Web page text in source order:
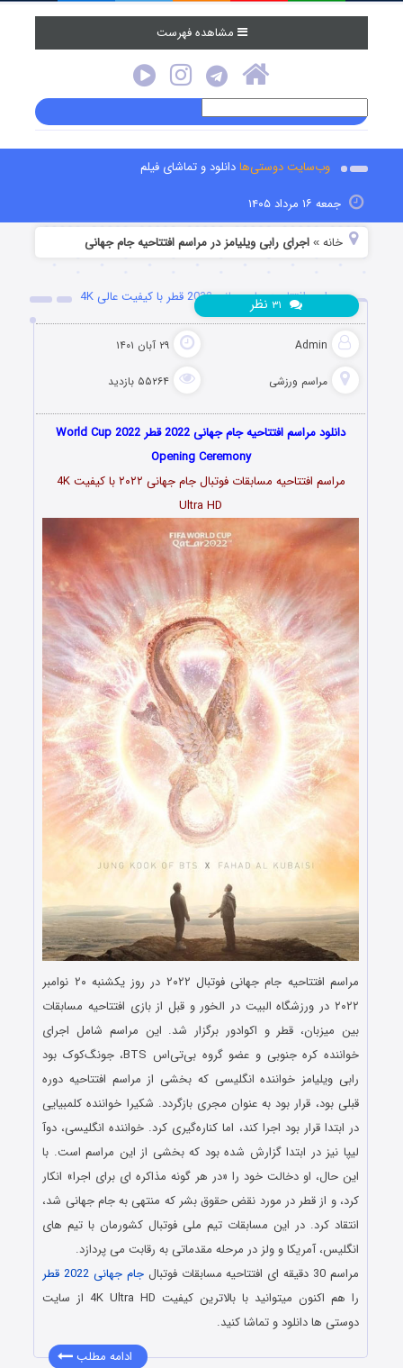
مشاهده فهرست
وب‌سایت دوستی‌هادانلود و تماشای فیلم
جمعه ۱۶ مرداد ۱۴۰۵
خانه »اجرای رابی ویلیامز در مراسم افتتاحیه جام جهانی
مراسم افتتاحیه جام جهانی 2022 قطر با کیفیت عالی 4K
Admin ۲۹ آبان ۱۴۰۱
مراسم ورزشی ۵۵۲۶۴ بازدید
نظر
دانلود مراسم افتتاحیه جام جهانی 2022 قطر World Cup 2022
Opening Ceremony
مراسم افتتاحیه مسابقات فوتبال جام جهانی ۲۰۲۲ با کیفیت 4K
Ultra HD
مراسم افتتاحیه جام جهانی فوتبال ۲۰۲۲ در روز یکشنبه ۲۰ نوامبر
۲۰۲۲ در ورزشگاه البیت در الخور و قبل از بازی افتتاحیه مسابقات
بین میزبان، قطر و اکوادور برگزار شد. این مراسم شامل اجرای
خواننده کره جنوبی و عضو گروه بی‌تی‌اس BTS، جونگ‌کوک بود
رابی ویلیامز خواننده انگلیسی که بخشی از مراسم افتتاحیه دوره
قبلی بود، قرار بود به عنوان مجری بازگردد. شکیرا خواننده کلمبیایی
در ابتدا قرار بود اجرا کند، اما کناره‌گیری کرد. خواننده انگلیسی، دوآ
لیپا نیز در ابتدا گزارش شده بود که بخشی از این مراسم است. با
این حال، او دخالت خود را «در هر گونه مذاکره ای برای اجرا» انکار
کرد، و از قطر در مورد نقض حقوق بشر که منتهی به جام جهانی شد،
انتقاد کرد. در این مسابقات تیم ملی فوتبال کشورمان با تیم های
انگلیس، آمریکا و ولز در مرحله مقدماتی به رقابت می پردازد.
مراسم 30 دقیقه ای افتتاحیه مسابقات فوتبال
جام جهانی 2022 قطر
را هم اکنون میتوانید با بالاترین کیفیت 4K Ultra HD از سایت
دوستی ها دانلود و تماشا کنید.
ادامه مطلب